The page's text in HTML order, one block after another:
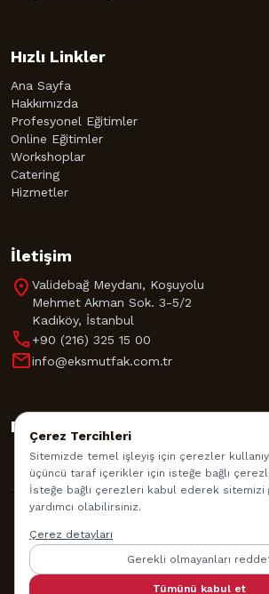
Hızlı Linkler
Ana Sayfa
Hakkımızda
Profesyonel Eğitimler
Online Eğitimler
Workshoplar
Catering
Hizmetler
İletişim
location_on Validebağ Meydanı, Koşuyolu
Mehmet Akman Sok. 3-5/2
Kadıköy, İstanbul
call+90 (216) 325 15 00
mailinfo@eksmutfak.com.tr
Bizi Takip Edin
© 2026 EKS Mutfak Akademisi. Tüm
İade Politikası Gizlilik Politikası
Çerez Tercihleri
Sitemizde temel işleyiş için çerezler
üçüncü taraf içerikler için isteğe bağlı
İsteğe bağlı çerezleri kabul ederek sitemizi
yardımcı olabilirsiniz.
Çerez detayları
Gerekli olmayanları
Tümünü kabul et